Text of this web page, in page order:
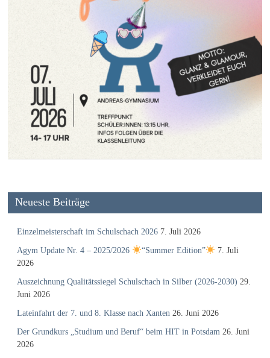
Neueste Beiträge
Einzelmeisterschaft im Schulschach 2026 7. Juli 2026
Agym Update Nr. 4 – 2025/2026 “Summer Edition”
7. Juli
2026
Auszeichnung Qualitätssiegel Schulschach in Silber (2026-2030) 29.
Juni 2026
Lateinfahrt der 7. und 8. Klasse nach Xanten 26. Juni 2026
Der Grundkurs „Studium und Beruf“ beim HIT in Potsdam 26. Juni
2026